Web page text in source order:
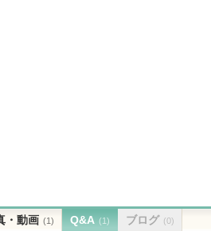
・動画 (1) Q&A (1) ブログ (0)